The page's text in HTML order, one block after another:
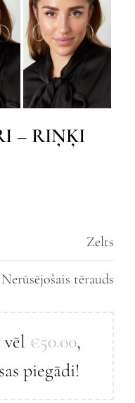
– RIŅĶI
Zelts
Nerūsējošais tērauds
€50.00,
piegādi!